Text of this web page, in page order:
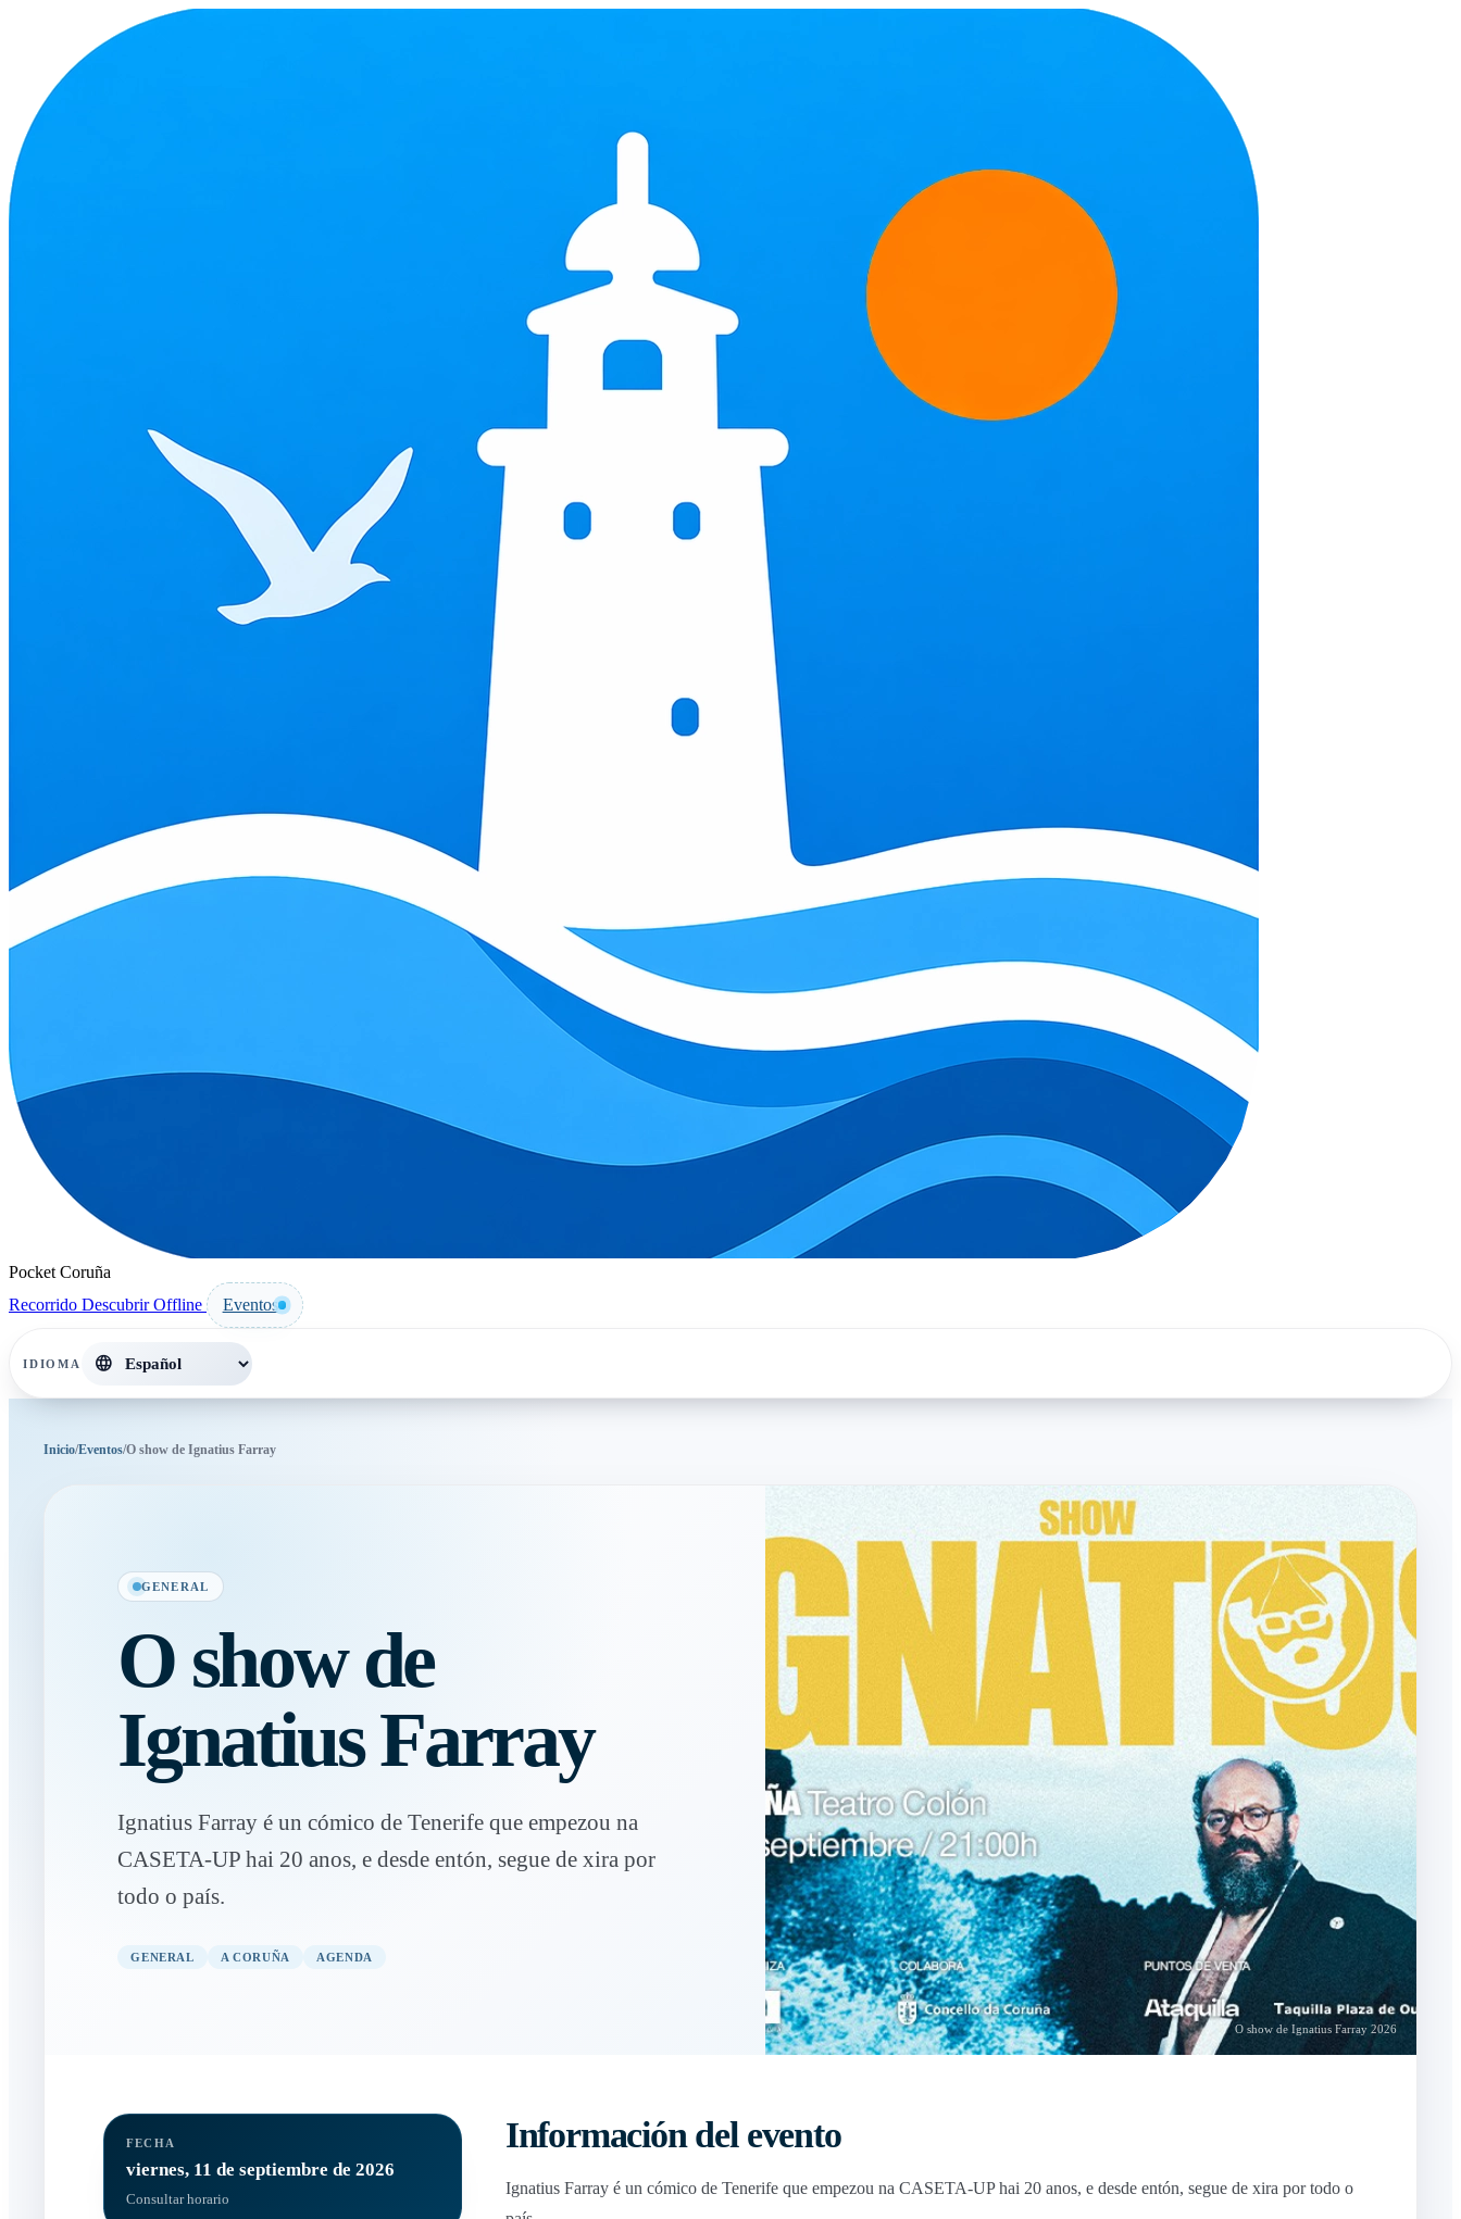
Pocket Coruña
Recorrido DescubrirOffline Eventos
IDIOMA language
Inicio/Eventos/O show de Ignatius Farray
GENERAL
O show de
Ignatius Farray
Ignatius Farray é un cómico de Tenerife que empezou na
CASETA-UP hai 20 anos, e desde entón, segue de xira por
todo o país.
GENERAL A CORUÑA AGENDA
O show de Ignatius Farray 2026
FECHA
viernes, 11 de septiembre de 2026
Consultar horario
Información del evento
Ignatius Farray é un cómico de Tenerife que empezou na CASETA-UP hai 20 anos, e desde entón, segue de xira por todo o